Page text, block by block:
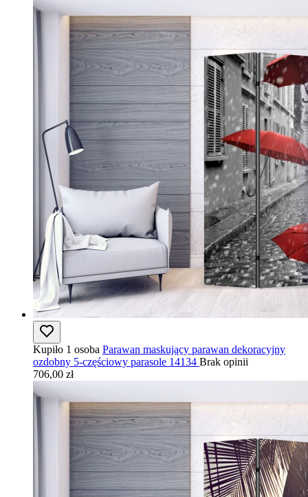
Kupiło 1 osoba Parawan maskujący parawan dekoracyjny
ozdobny 5-częściowy parasole 14134 Brak opinii
706,00 zł